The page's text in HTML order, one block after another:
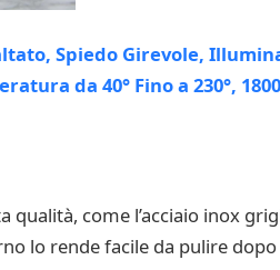
come l’acciaio inox
lo rende facile da pulire